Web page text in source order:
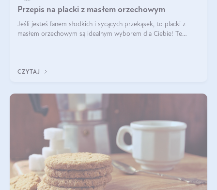
Przepis na placki z masłem orzechowym
Jeśli jesteś fanem słodkich i sycących przekąsek, to placki z
masłem orzechowym są idealnym wyborem dla Ciebie! Te
CZYTAJ